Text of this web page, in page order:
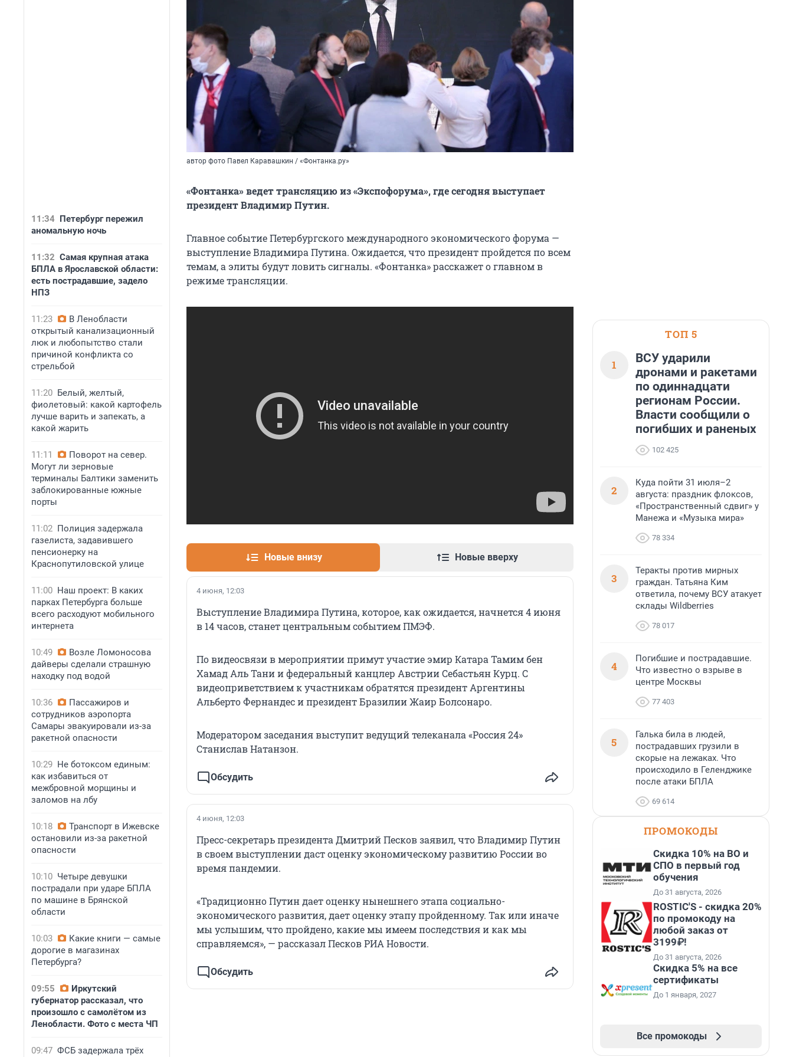
11:34 Петербург пережил
аномальную ночь
11:32 Самая крупная атака
БПЛА в Ярославской области:
есть пострадавшие, задело
НПЗ
11:23
В Ленобласти
открытый канализационный
люк и любопытство стали
причиной конфликта со
стрельбой
11:20 Белый, желтый,
фиолетовый: какой картофель
лучше варить и запекать, а
какой жарить
11:11
Поворот на север.
Могут ли зерновые
терминалы Балтики заменить
заблокированные южные
порты
11:02 Полиция задержала
газелиста, задавившего
пенсионерку на
Краснопутиловской улице
11:00 Наш проект: В каких
парках Петербурга больше
всего расходуют мобильного
интернета
10:49
Возле Ломоносова
дайверы сделали страшную
находку под водой
10:36
Пассажиров и
сотрудников аэропорта
Самары эвакуировали из-за
ракетной опасности
10:29 Не ботоксом единым:
как избавиться от
межбровной морщины и
заломов на лбу
10:18
Транспорт в Ижевске
остановили из-за ракетной
опасности
10:10 Четыре девушки
пострадали при ударе БПЛА
по машине в Брянской
области
10:03
Какие книги — самые
дорогие в магазинах
Петербурга?
09:55
Иркутский
губернатор рассказал, что
произошло с самолётом из
Ленобласти. Фото с места ЧП
09:47 ФСБ задержала трёх
автор фото Павел Каравашкин / «Фонтанка.ру»
«Фонтанка» ведет трансляцию из «Экспофорума», где сегодня выступает
президент Владимир Путин.
Главное событие Петербургского международного экономического форума —
выступление Владимира Путина. Ожидается, что президент пройдется по всем
темам, а элиты будут ловить сигналы. «Фонтанка» расскажет о главном в
режиме трансляции.
Новые внизу Новые вверху
4 июня, 12:03
Выступление Владимира Путина, которое, как ожидается, начнется 4 июня
в 14 часов, станет центральным событием ПМЭФ.
По видеосвязи в мероприятии примут участие эмир Катара Тамим бен
Хамад Аль Тани и федеральный канцлер Австрии Себастьян Курц. С
видеоприветствием к участникам обратятся президент Аргентины
Альберто Фернандес и президент Бразилии Жаир Болсонаро.
Модератором заседания выступит ведущий телеканала «Россия 24»
Станислав Натанзон.
Обсудить
4 июня, 12:03
Пресс-секретарь президента Дмитрий Песков заявил, что Владимир Путин
в своем выступлении даст оценку экономическому развитию России во
время пандемии.
«Традиционно Путин дает оценку нынешнего этапа социально-
экономического развития, дает оценку этапу пройденному. Так или иначе
мы услышим, что пройдено, какие мы имеем последствия и как мы
справляемся», — рассказал Песков РИА Новости.
Обсудить
ТОП 5
1
ВСУ ударили
дронами и ракетами
по одиннадцати
регионам России.
Власти сообщили о
погибших и раненых
102 425
2
Куда пойти 31 июля–2
августа: праздник флоксов,
«Пространственный сдвиг» у
Манежа и «Музыка мира»
78 334
3
Теракты против мирных
граждан. Татьяна Ким
ответила, почему ВСУ атакует
склады Wildberries
78 017
4
Погибшие и пострадавшие.
Что известно о взрыве в
центре Москвы
77 403
5
Галька била в людей,
пострадавших грузили в
скорые на лежаках. Что
происходило в Геленджике
после атаки БПЛА
69 614
ПРОМОКОДЫ
Скидка 10% на ВО и
СПО в первый год
обучения
До 31 августа, 2026
ROSTIC'S - скидка 20%
по промокоду на
любой заказ от
3199₽!
До 31 августа, 2026
Скидка 5% на все
сертификаты
До 1 января, 2027
Все промокоды